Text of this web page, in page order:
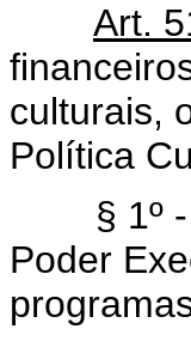
Art.
culturais,
Política
§ 1º - 0
Poder